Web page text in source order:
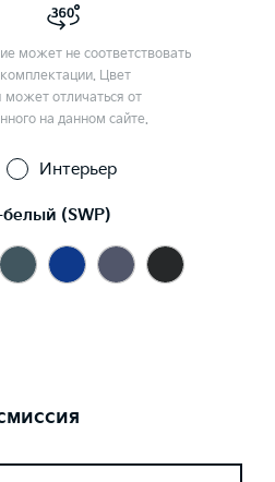
может не соответствовать
Цвет
может отличаться от
на данном сайте.
Интерьер
(SWP)